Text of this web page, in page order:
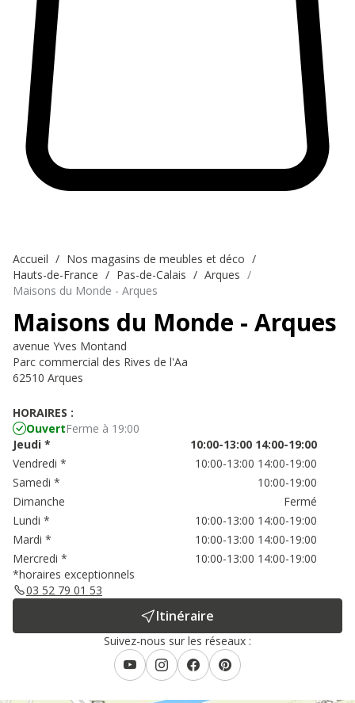
Accueil
Nos magasins de meubles et déco
Hauts-de-France
Pas-de-Calais
Arques
Maisons du Monde - Arques
Maisons du Monde - Arques
avenue Yves Montand
Parc commercial des Rives de l'Aa
62510 Arques
HORAIRES :
OuvertFerme à 19:00
Jeudi * 10:00-13:00 14:00-19:00
Vendredi * 10:00-13:00 14:00-19:00
Samedi *
10:00-19:00
Dimanche
Fermé
Lundi * 10:00-13:00 14:00-19:00
Mardi * 10:00-13:00 14:00-19:00
Mercredi * 10:00-13:00 14:00-19:00
*horaires exceptionnels
03 52 79 01 53
Itinéraire
Suivez-nous sur les réseaux :